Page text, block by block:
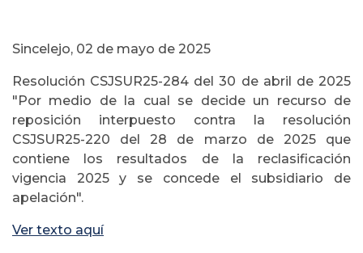
Sincelejo, 02 de mayo de 2025
Resolución CSJSUR25-284 del 30 de abril de 2025
"Por medio de la cual se decide un recurso de
reposición interpuesto contra la resolución
CSJSUR25-220 del 28 de marzo de 2025 que
contiene los resultados de la reclasificación
vigencia 2025 y se concede el subsidiario de
apelación".
Ver texto aquí